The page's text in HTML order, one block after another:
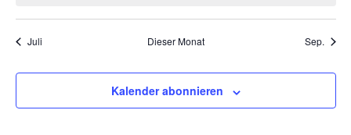
Juli Dieser Monat Sep.
Kalender abonnieren